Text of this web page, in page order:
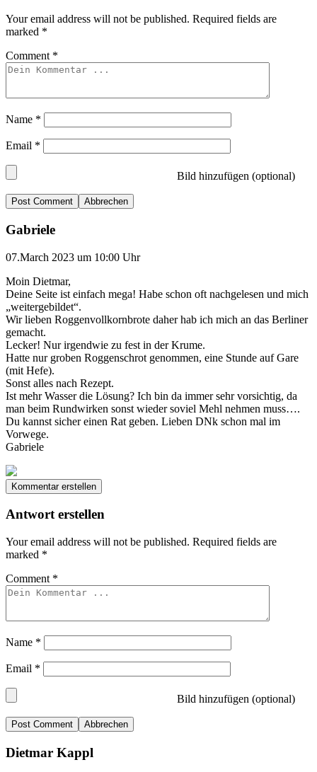
Your email address will not be published. Required fields are
marked *
Comment *
Name *
Email *
Bild hinzufügen (optional)
Abbrechen
Gabriele
07.March 2023 um 10:00 Uhr
Moin Dietmar,
Deine Seite ist einfach mega! Habe schon oft nachgelesen und mich
„weitergebildet“.
Wir lieben Roggenvollkornbrote daher hab ich mich an das Berliner
gemacht.
Lecker! Nur irgendwie zu fest in der Krume.
Hatte nur groben Roggenschrot genommen, eine Stunde auf Gare
(mit Hefe).
Sonst alles nach Rezept.
Ist mehr Wasser die Lösung? Ich bin da immer sehr vorsichtig, da
man beim Rundwirken sonst wieder soviel Mehl nehmen muss….
Du kannst sicher einen Rat geben. Lieben DNk schon mal im
Vorwege.
Gabriele
Kommentar erstellen
Antwort erstellen
Your email address will not be published. Required fields are
marked *
Comment *
Name *
Email *
Bild hinzufügen (optional)
Abbrechen
Dietmar Kappl